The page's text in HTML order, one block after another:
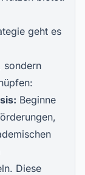
geht es
sondern
Beginne
Diese